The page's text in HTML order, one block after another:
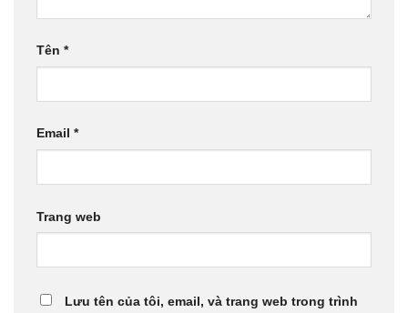
Tên *
Email *
Trang web
Lưu tên của tôi, email, và trang web trong trình